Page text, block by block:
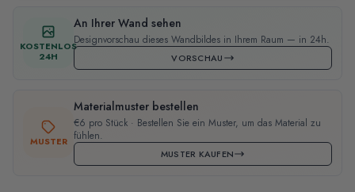
KOSTENLOS
24H
An Ihrer Wand sehen
Designvorschau dieses Wandbildes in Ihrem Raum — in 24h.
VORSCHAU
MUSTER
Materialmuster bestellen
€6 pro Stück · Bestellen Sie ein Muster, um das Material zu
fühlen.
MUSTER KAUFEN